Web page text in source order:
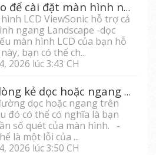
Làm thế nào để cài đặt màn hình ngang (Landscape)-dọc (Portrait) ?
LCD ViewSonic hỗ trợ cả
ngang Landscape -dọc
màn hình LCD của bạn hỗ
bạn có thể ch...
2026 lúc 3:43 CH
Tại sao có dòng kẻ dọc hoặc ngang trên màn hình của tôi?
dọc hoặc ngang trên
đó có thể có nghĩa là bạn
số quét của màn hình. -
là một lỗi của ...
2026 lúc 3:50 CH